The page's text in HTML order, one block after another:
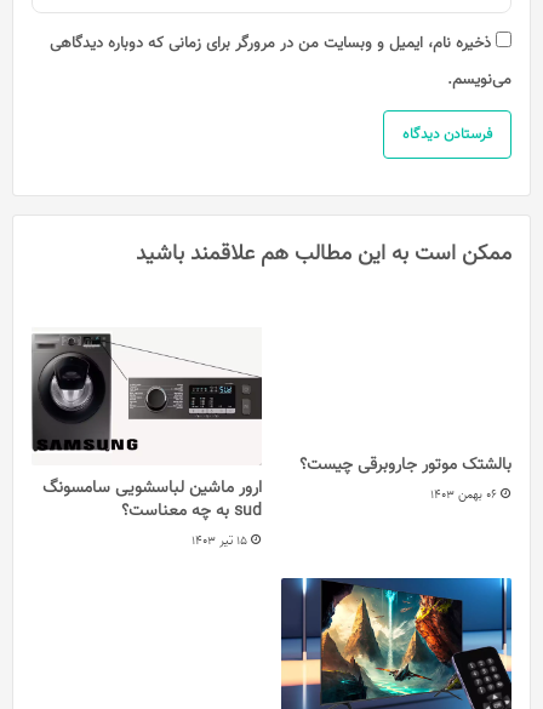
ذخیره نام، ایمیل و وبسایت من در مرورگر برای زمانی که دوباره دیدگاهی
می‌نویسم.
ممکن است به این مطالب هم علاقمند باشید
بالشتک موتور جاروبرقی چیست؟
06 بهمن 1403
ارور ماشین لباسشویی سامسونگ
sud به چه معناست؟
15 تیر 1403